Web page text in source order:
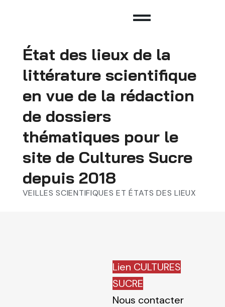
État des lieux de la
littérature scientifique
en vue de la rédaction
de dossiers
thématiques pour le
site de Cultures Sucre
depuis 2018
VEILLES SCIENTIFIQUES ET ÉTATS DES LIEUX
Lien CULTURES
SUCRE
Nous contacter